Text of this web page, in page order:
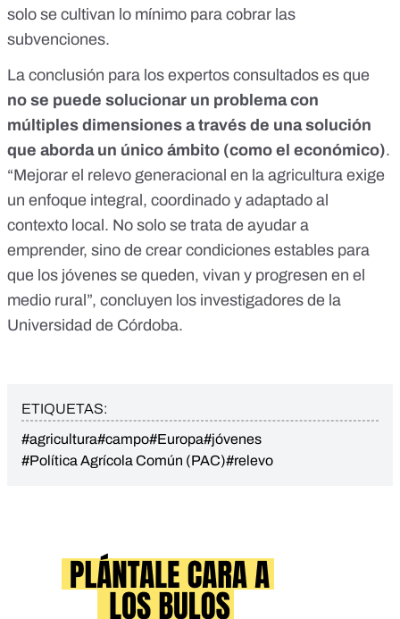
solo se cultivan lo mínimo para cobrar las
subvenciones.
La conclusión para los expertos consultados es que
no se puede solucionar un problema con
múltiples dimensiones a través de una solución
que aborda un único ámbito (como el económico).
“Mejorar el relevo generacional en la agricultura exige
un enfoque integral, coordinado y adaptado al
contexto local. No solo se trata de ayudar a
emprender, sino de crear condiciones estables para
que los jóvenes se queden, vivan y progresen en el
medio rural”, concluyen los investigadores de la
Universidad de Córdoba.
ETIQUETAS:
#agricultura#campo#Europa#jóvenes
#Política Agrícola Común (PAC)#relevo